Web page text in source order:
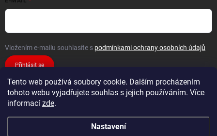
Tento web používá soubory cookie. Dalším procházením
tohoto webu vyjadřujete souhlas s jejich používáním. Více
informací zde.
Nastavení
Vložením e-mailu souhlasíte s podmínkami ochrany osobních údajů
Přihlásit se